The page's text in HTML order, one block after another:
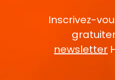
Inscrivez-
newsletter